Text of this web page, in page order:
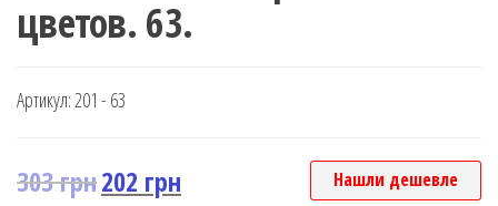
цветов. 63.
Артикул:201 - 63
303грн202 грн Нашли дешевле